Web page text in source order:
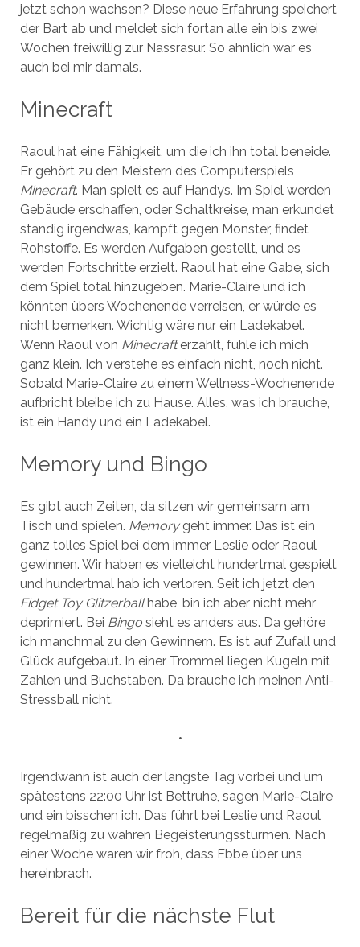
jetzt schon wachsen? Diese neue Erfahrung speichert
der Bart ab und meldet sich fortan alle ein bis zwei
Wochen freiwillig zur Nassrasur. So ähnlich war es
auch bei mir damals.
Minecraft
Raoul hat eine Fähigkeit, um die ich ihn total beneide.
Er gehört zu den Meistern des Computerspiels
Minecraft. Man spielt es auf Handys. Im Spiel werden
Gebäude erschaffen, oder Schaltkreise, man erkundet
ständig irgendwas, kämpft gegen Monster, findet
Rohstoffe. Es werden Aufgaben gestellt, und es
werden Fortschritte erzielt. Raoul hat eine Gabe, sich
dem Spiel total hinzugeben. Marie-Claire und ich
könnten übers Wochenende verreisen, er würde es
nicht bemerken. Wichtig wäre nur ein Ladekabel.
Wenn Raoul von Minecrafterzählt, fühle ich mich
ganz klein. Ich verstehe es einfach nicht, noch nicht.
Sobald Marie-Claire zu einem Wellness-Wochenende
aufbricht bleibe ich zu Hause. Alles, was ich brauche,
ist ein Handy und ein Ladekabel.
Memory und Bingo
Es gibt auch Zeiten, da sitzen wir gemeinsam am
Tisch und spielen. Memorygeht immer. Das ist ein
ganz tolles Spiel bei dem immer Leslie oder Raoul
gewinnen. Wir haben es vielleicht hundertmal gespielt
und hundertmal hab ich verloren. Seit ich jetzt den
Fidget Toy Glitzerballhabe, bin ich aber nicht mehr
deprimiert. Bei Bingosieht es anders aus. Da gehöre
ich manchmal zu den Gewinnern. Es ist auf Zufall und
Glück aufgebaut. In einer Trommel liegen Kugeln mit
Zahlen und Buchstaben. Da brauche ich meinen Anti-
Stressball nicht.
•
Irgendwann ist auch der längste Tag vorbei und um
spätestens 22:00 Uhr ist Bettruhe, sagen Marie-Claire
und ein bisschen ich. Das führt bei Leslie und Raoul
regelmäßig zu wahren Begeisterungsstürmen. Nach
einer Woche waren wir froh, dass Ebbe über uns
hereinbrach.
Bereit für die nächste Flut